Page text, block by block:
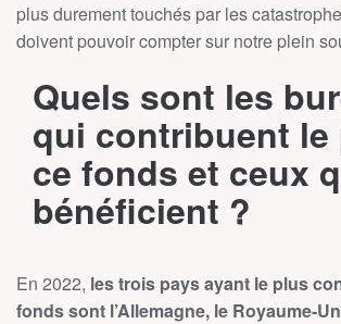
plus durement touchés par les
doivent pouvoir compter sur notre plein
Quels sont les
qui contribuent le
ce fonds et ceux
bénéficient ?
En 2022, les trois pays ayant le plus
fonds sont l’Allemagne, le Royaume-